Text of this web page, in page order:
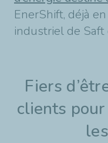
EnerShift, déjà
industriel de Saft
Fiers
clients